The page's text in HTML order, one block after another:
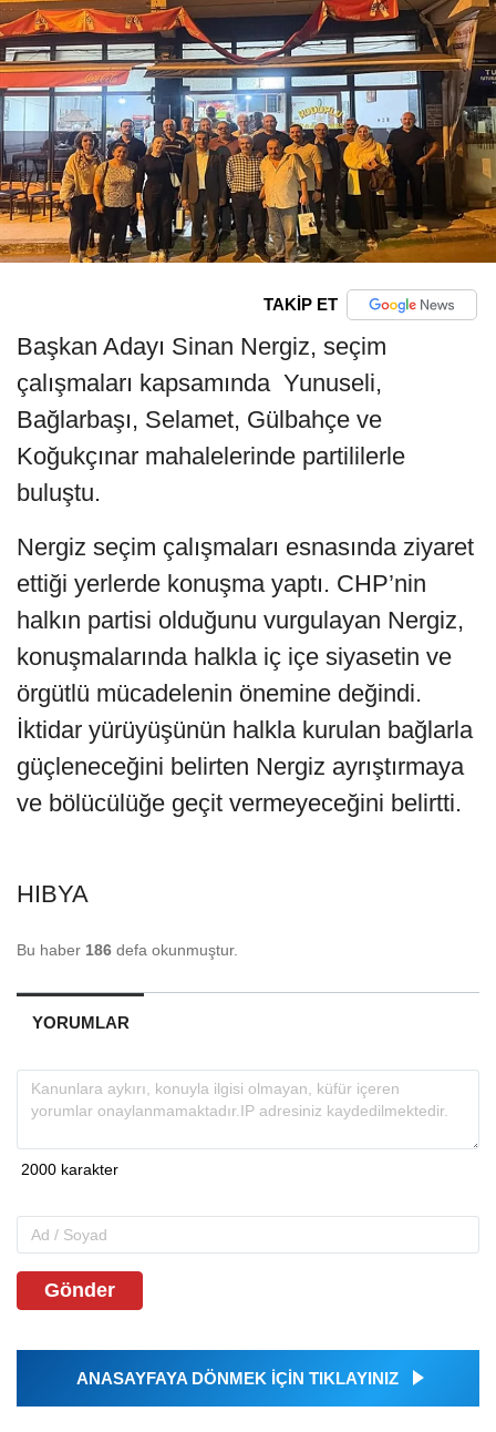
TAKİP ET
Başkan Adayı Sinan Nergiz, seçim
çalışmaları kapsamında Yunuseli,
Bağlarbaşı, Selamet, Gülbahçe ve
Koğukçınar mahalelerinde partililerle
buluştu.
Nergiz seçim çalışmaları esnasında ziyaret
ettiği yerlerde konuşma yaptı. CHP’nin
halkın partisi olduğunu vurgulayan Nergiz,
konuşmalarında halkla iç içe siyasetin ve
örgütlü mücadelenin önemine değindi.
İktidar yürüyüşünün halkla kurulan bağlarla
güçleneceğini belirten Nergiz ayrıştırmaya
ve bölücülüğe geçit vermeyeceğini belirtti.
HIBYA
Bu haber 186 defa okunmuştur.
YORUMLAR
Gönder
ANASAYFAYA DÖNMEK İÇİN TIKLAYINIZ